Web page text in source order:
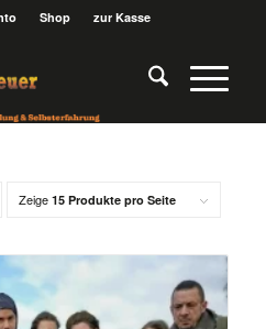
Shop zur Kasse
Zeige 15 Produkte pro Seite